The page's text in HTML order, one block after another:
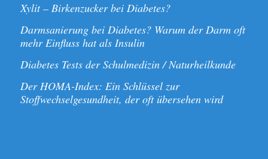
Xylit – Birkenzucker bei Diabetes?
Darmsanierung bei Diabetes? Warum der Darm oft
mehr Einfluss hat als Insulin
Diabetes Tests der Schulmedizin / Naturheilkunde
Der HOMA-Index: Ein Schlüssel zur
Stoffwechselgesundheit, der oft übersehen wird